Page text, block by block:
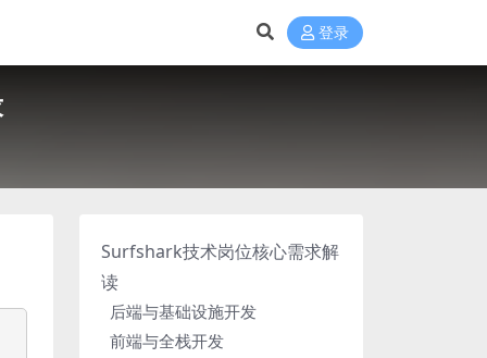
登录
Surfshark技术岗位核心需求解
读
后端与基础设施开发
前端与全栈开发